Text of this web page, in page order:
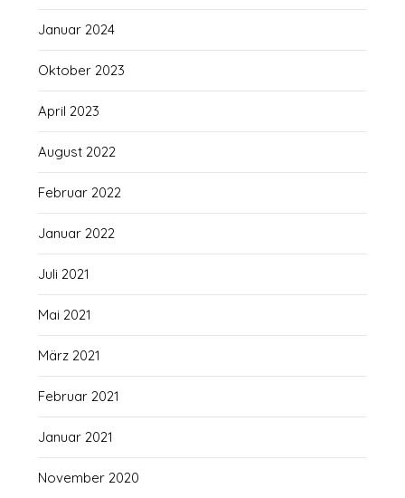
Januar 2024
Oktober 2023
April 2023
August 2022
Februar 2022
Januar 2022
Juli 2021
Mai 2021
März 2021
Februar 2021
Januar 2021
November 2020